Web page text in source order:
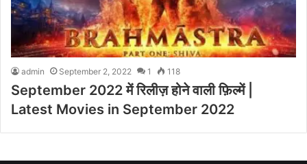
admin September 2, 2022 1 118
September 2022 में रिलीज़ होने वाली फ़िल्में |
Latest Movies in September 2022